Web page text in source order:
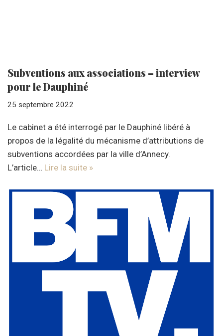
Subventions aux associations – interview
pour le Dauphiné
25 septembre 2022
Le cabinet a été interrogé par le Dauphiné libéré à
propos de la légalité du mécanisme d’attributions de
subventions accordées par la ville d’Annecy.
L’article… Lire la suite »